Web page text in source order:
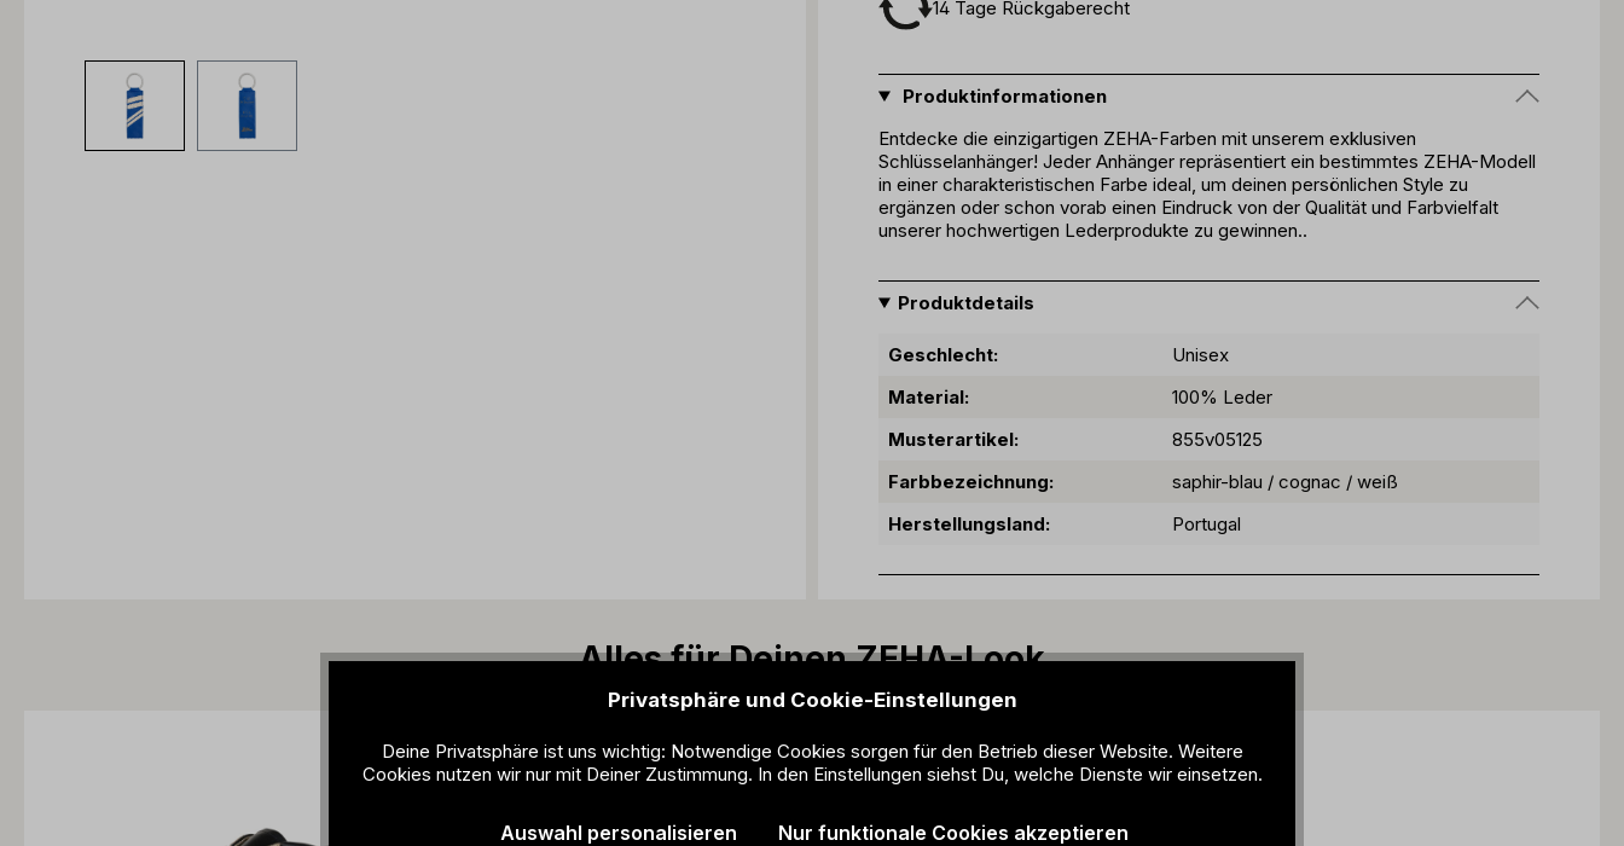
14 Tage Rückgaberecht
Produktinformationen
Entdecke die einzigartigen ZEHA-Farben mit unserem exklusiven
Schlüsselanhänger! Jeder Anhänger repräsentiert ein bestimmtes ZEHA-Modell
in einer charakteristischen Farbe ideal, um deinen persönlichen Style zu
ergänzen oder schon vorab einen Eindruck von der Qualität und Farbvielfalt
unserer hochwertigen Lederprodukte zu gewinnen..
Produktdetails
Geschlecht:
Unisex
Material:
100% Leder
Musterartikel:
855v05125
Farbbezeichnung:
saphir-blau / cognac / weiß
Herstellungsland:
Portugal
Alles für Deinen ZEHA-Look
Privatsphäre und Cookie-Einstellungen
Deine Privatsphäre ist uns wichtig: Notwendige Cookies sorgen für den Betrieb dieser Website. Weitere
Cookies nutzen wir nur mit Deiner Zustimmung. In den Einstellungen siehst Du, welche Dienste wir einsetzen.
Auswahl personalisieren Nur funktionale Cookies akzeptieren